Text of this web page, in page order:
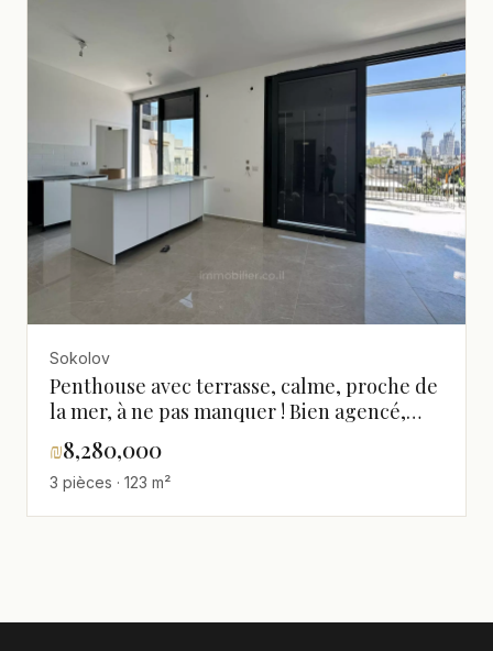
Sokolov
Penthouse avec terrasse, calme, proche de
la mer, à ne pas manquer ! Bien agencé,
clair, spacieux, magnifique, rénové
₪8,280,000
3 pièces · 123 m²